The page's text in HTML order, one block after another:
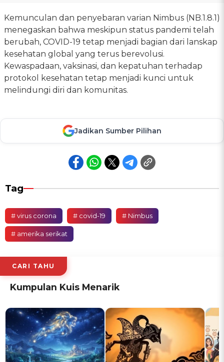
Kemunculan dan penyebaran varian Nimbus (NB.1.8.1)
menegaskan bahwa meskipun status pandemi telah
berubah, COVID-19 tetap menjadi bagian dari lanskap
kesehatan global yang terus berevolusi.
Kewaspadaan, vaksinasi, dan kepatuhan terhadap
protokol kesehatan tetap menjadi kunci untuk
melindungi diri dan komunitas.
Jadikan Sumber Pilihan
Tag
# virus corona # covid-19 # Nimbus
# amerika serikat
CARI TAHU
Kumpulan Kuis Menarik